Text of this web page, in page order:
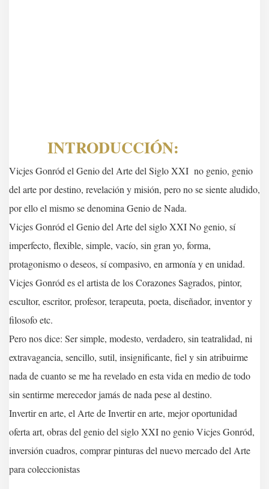
INTRODUCCIÓN:
Vicjes Gonród el Genio del Arte del Siglo XXI no genio, genio
del arte por destino, revelación y misión, pero no se siente aludido,
por ello el mismo se denomina Genio de Nada.
Vicjes Gonród el Genio del Arte del siglo XXI No genio, sí
imperfecto, flexible, simple, vacío, sin gran yo, forma,
protagonismo o deseos, sí compasivo, en armonía y en unidad.
Vicjes Gonród es el artista de los Corazones Sagrados, pintor,
escultor, escritor, profesor, terapeuta, poeta, diseñador, inventor y
filosofo etc.
Pero nos dice: Ser simple, modesto, verdadero, sin teatralidad, ni
extravagancia, sencillo, sutil, insignificante, fiel y sin atribuirme
nada de cuanto se me ha revelado en esta vida en medio de todo
sin sentirme merecedor jamás de nada pese al destino.
Invertir en arte, el Arte de Invertir en arte, mejor oportunidad
oferta art, obras del genio del siglo XXI no genio Vicjes Gonród,
inversión cuadros, comprar pinturas del nuevo mercado del Arte
para coleccionistas